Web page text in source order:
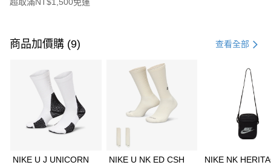
信用卡一次付款
3 期 0 利率 每期 21家銀行
合作金庫商業銀行
第一商業銀行
華南商業銀行
彰化商業銀行
上海商業儲蓄銀行
Apple Pay
商品加價購 (9) 查看全部
NIKE U J UNICORN
NIKE U NK ED CSH
NIKE NK